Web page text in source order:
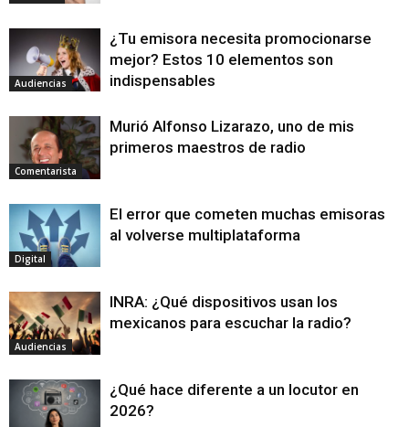
Audiencias
¿Tu emisora necesita promocionarse
mejor? Estos 10 elementos son
indispensables
Comentarista
Murió Alfonso Lizarazo, uno de mis
primeros maestros de radio
Digital
El error que cometen muchas emisoras
al volverse multiplataforma
Audiencias
INRA: ¿Qué dispositivos usan los
mexicanos para escuchar la radio?
¿Qué hace diferente a un locutor en
2026?